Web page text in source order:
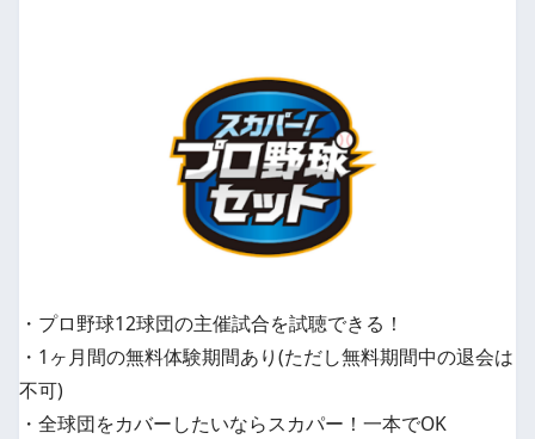
・プロ野球12球団の主催試合を試聴できる！
・1ヶ月間の無料体験期間あり(ただし無料期間中の退会は
不可)
・全球団をカバーしたいならスカパー！一本でOK